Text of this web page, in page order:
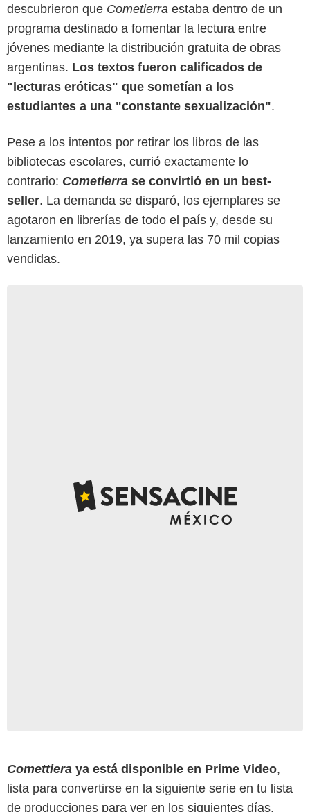
descubrieron que Cometierra estaba dentro de un
programa destinado a fomentar la lectura entre
jóvenes mediante la distribución gratuita de obras
argentinas. Los textos fueron calificados de
"lecturas eróticas" que sometían a los
estudiantes a una "constante sexualización".
Pese a los intentos por retirar los libros de las
bibliotecas escolares, currió exactamente lo
contrario: Cometierra se convirtió en un best-
seller. La demanda se disparó, los ejemplares se
agotaron en librerías de todo el país y, desde su
lanzamiento en 2019, ya supera las 70 mil copias
vendidas.
Comettiera ya está disponible en Prime Video,
lista para convertirse en la siguiente serie en tu lista
de producciones para ver en los siguientes días.